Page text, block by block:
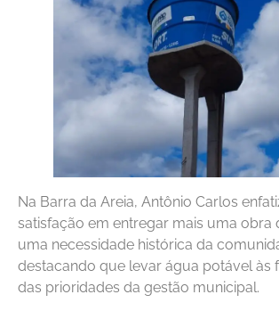
Na Barra da Areia, Antônio Carlos
satisfação em entregar mais uma obra
uma necessidade histórica da
destacando que levar água potável às
das prioridades da gestão municipal.